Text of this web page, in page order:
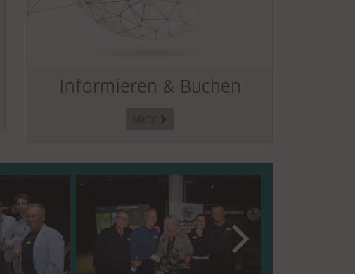
Informieren & Buchen
Mehr 